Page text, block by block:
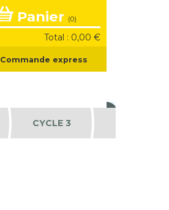
Panier (0)
Total : 0,00 €
Commande express
CYCLE 3